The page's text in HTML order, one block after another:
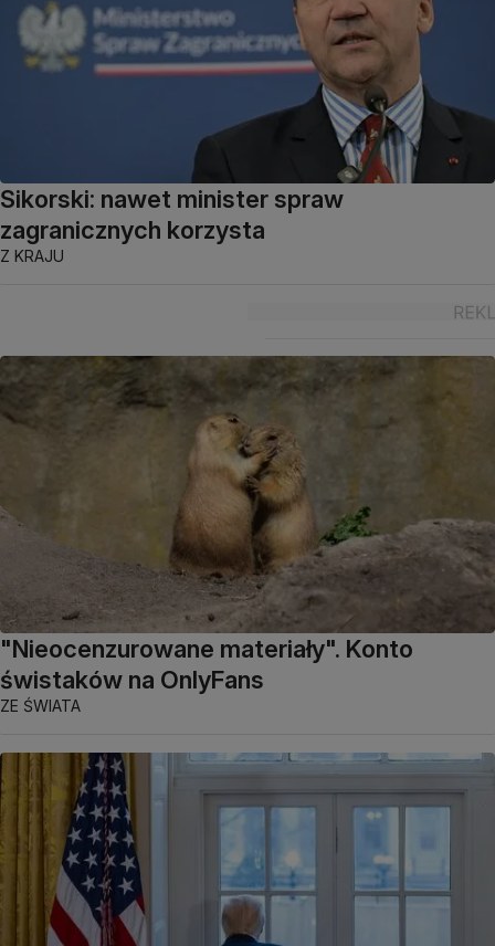
Sikorski: nawet minister spraw
zagranicznych korzysta
Z KRAJU
"Nieocenzurowane materiały". Konto
świstaków na OnlyFans
ZE ŚWIATA